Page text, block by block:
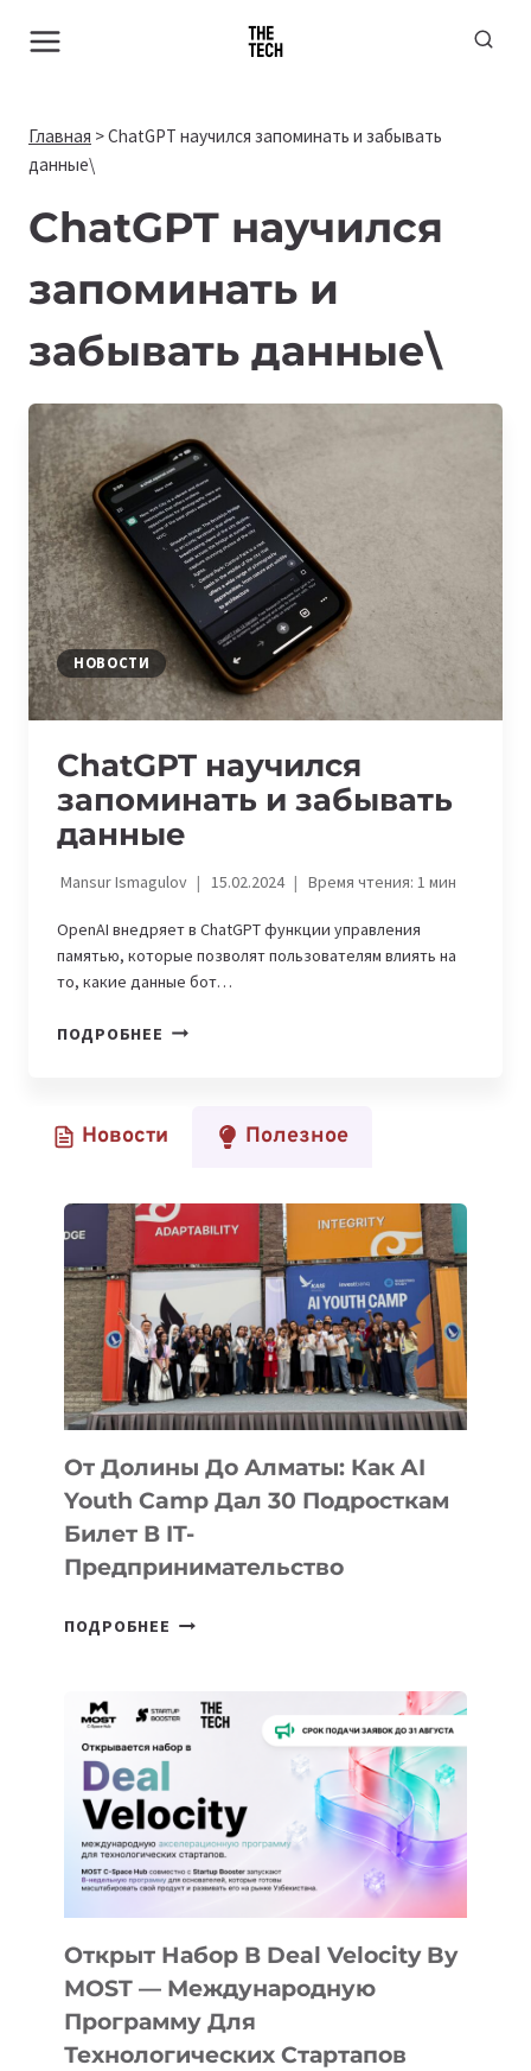
Главная >ChatGPT научился запоминать и забывать
данные\
ChatGPT научился
запоминать и
забывать данные\
НОВОСТИ
ChatGPT научился
запоминать и забывать
данные
Mansur Ismagulov 15.02.2024 Время чтения: 1мин
OpenAI внедряет в ChatGPT функции управления
памятью, которые позволят пользователям влиять на
то, какие данные бот…
ПОДРОБНЕЕ CHATGPT
ЗАБЫВАТЬ
Новости Полезное
От Долины До Алматы: Как AI
Youth Camp Дал 30 Подросткам
Билет В IT-
Предпринимательство
ПОДРОБНЕЕ ОТ
АЛМАТЫ:
AI
YOUTH
CAMP
ДАЛ
30
ПОДРОСТКАМ
БИЛЕТ
В
ПРЕДПРИНИМАТЕЛЬСТВО
Открыт Набор В Deal Velocity By
MOST — Международную
Программу Для
Технологических Стартапов